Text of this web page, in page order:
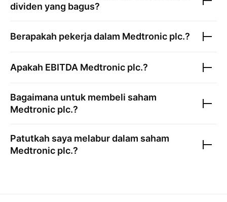
dividen yang bagus?
Berapakah pekerja dalam Medtronic plc.?
Apakah EBITDA Medtronic plc.?
Bagaimana untuk membeli saham
Medtronic plc.?
Patutkah saya melabur dalam saham
Medtronic plc.?